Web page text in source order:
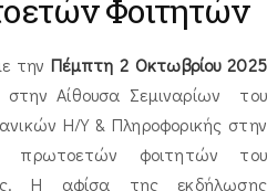
Φοιτητών
τηνΠέμπτη 2 Οκτωβρίου 2025
στην Αίθουσα Σεμιναρίων του
Η/Υ & Πληροφορικής στην
πρωτοετών φοιτητών του
Η αφίσα της εκδήλωσης